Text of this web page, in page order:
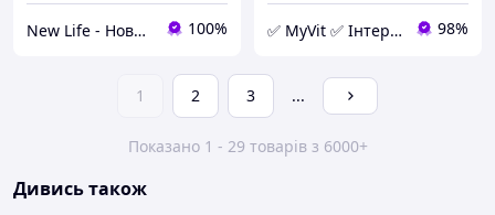
New Life - Нове життя в Україні 100% ✅ MyVit ✅ Інтернет-магазин товарів для здорового життя 98%
1 2 3 ...
Показано 1 - 29 товарів з 6000+
Дивись також